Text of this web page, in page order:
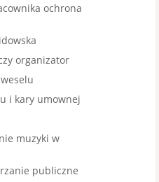
ochrona
organizator
i kary umownej
muzyki w
publiczne